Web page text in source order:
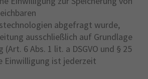
abgefragt wurde,
ausschließlich auf Grundlage
6 Abs. 1 lit. a DSGVO und § 25
Einwilligung ist jederzeit